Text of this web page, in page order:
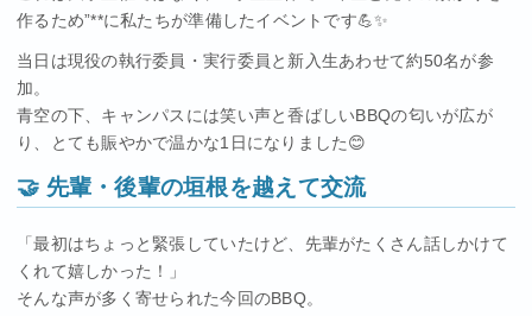
作るため”**に私たちが準備したイベントです💪✨
当日は現役の執行委員・実行委員と新入生あわせて約50名が参
加。
青空の下、キャンパスには笑い声と香ばしいBBQの匂いが広が
り、とても賑やかで温かな1日になりました😊
🤝 先輩・後輩の垣根を越えて交流
「最初はちょっと緊張していたけど、先輩がたくさん話しかけて
くれて嬉しかった！」
そんな声が多く寄せられた今回のBBQ。